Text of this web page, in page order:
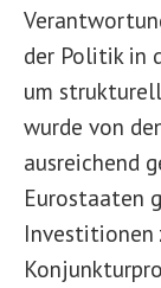
der Politik in
um
wurde von
ausreichend
Eurostaaten
Investitionen